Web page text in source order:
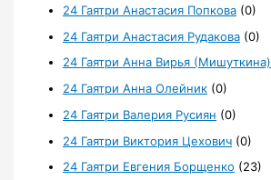
24 Гаятри Анастасия Попкова (0)
24 Гаятри Анастасия Рудакова (0)
24 Гаятри Анна Вирья (Мишуткина)
24 Гаятри Анна Олейник (0)
24 Гаятри Валерия Русиян (0)
24 Гаятри Виктория Цехович (0)
24 Гаятри Евгения Борщенко (23)